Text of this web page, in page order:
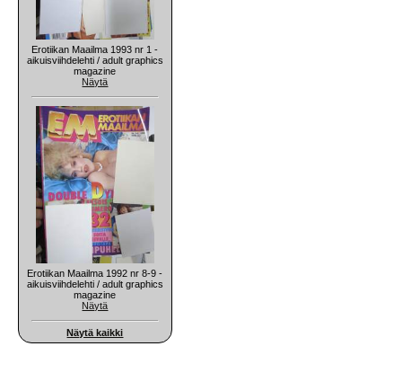
Erotiikan Maailma 1993 nr 1 -
aikuisviihdelehti / adult graphics
magazine
Näytä
Erotiikan Maailma 1992 nr 8-9 -
aikuisviihdelehti / adult graphics
magazine
Näytä
Näytä kaikki